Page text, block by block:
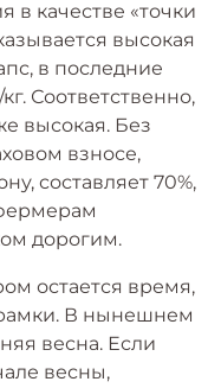
в качестве «точки
высокая
в последние
Соответственно,
высокая. Без
взносе,
составляет 70%,
дорогим.
остается время,
В нынешнем
весна. Если
весны,